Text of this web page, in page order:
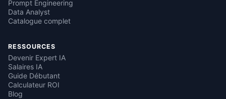
Prompt Engineering
Data Analyst
Catalogue complet
RESSOURCES
Devenir Expert IA
Salaires IA
Guide Débutant
Calculateur ROI
Blog